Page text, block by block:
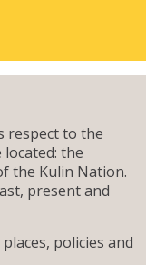
respect to the
the
the Kulin Nation.
present and
policies and